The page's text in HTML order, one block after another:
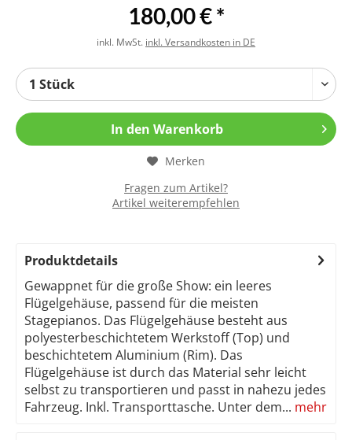
180,00 € *
inkl. MwSt. inkl. Versandkosten in DE
In den Warenkorb
Merken
Fragen zum Artikel?
Artikel weiterempfehlen
Produktdetails
Gewappnet für die große Show: ein leeres
Flügelgehäuse, passend für die meisten
Stagepianos. Das Flügelgehäuse besteht aus
polyesterbeschichtetem Werkstoff (Top) und
beschichtetem Aluminium (Rim). Das
Flügelgehäuse ist durch das Material sehr leicht
selbst zu transportieren und passt in nahezu jedes
Fahrzeug. Inkl. Transporttasche. Unter dem... mehr